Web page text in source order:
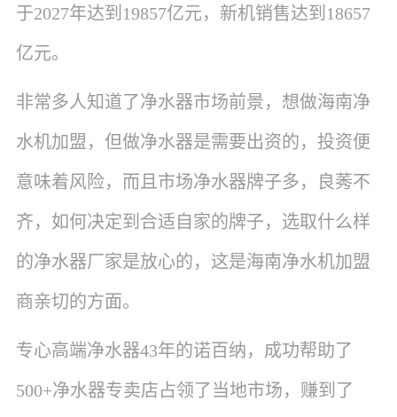
于2027年达到19857亿元，新机销售达到 18657
亿元。
非常多人知道了净水器市场前景，想做海南净
水机加盟，但做净水器是需要出资的，投资便
意味着风险，而且市场净水器牌子多，良莠不
齐，如何决定到合适自家的牌子，选取什么样
的净水器厂家是放心的，这是海南净水机加盟
商亲切的方面。
专心高端净水器43年的诺百纳，成功帮助了
500+净水器专卖店占领了当地市场，赚到了